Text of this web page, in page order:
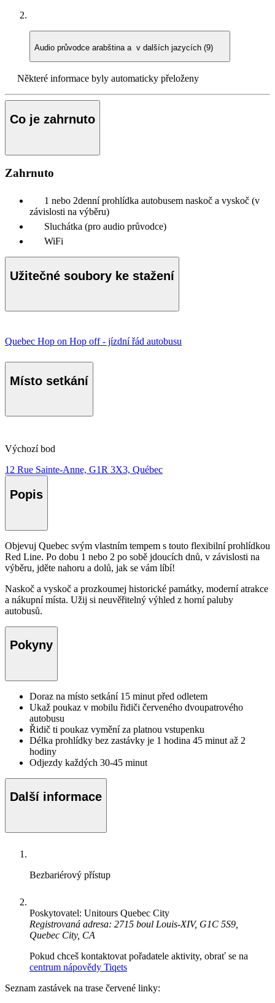
Audio průvodce arabština a v dalších jazycích (9)
Některé informace byly automaticky přeloženy
Co je zahrnuto
Zahrnuto
1 nebo 2denní prohlídka autobusem naskoč a vyskoč (v
závislosti na výběru)
Sluchátka (pro audio průvodce)
WiFi
Užitečné soubory ke stažení
Quebec Hop on Hop off - jízdní řád autobusu
Místo setkání
Výchozí bod
12 Rue Sainte-Anne, G1R 3X3, Québec
Popis
Objevuj Quebec svým vlastním tempem s touto flexibilní prohlídkou
Red Line. Po dobu 1 nebo 2 po sobě jdoucích dnů, v závislosti na
výběru, jděte nahoru a dolů, jak se vám líbí!
Naskoč a vyskoč a prozkoumej historické památky, moderní atrakce
a nákupní místa. Užij si neuvěřitelný výhled z horní paluby
autobusů.
Pokyny
Doraz na místo setkání 15 minut před odletem
Ukaž poukaz v mobilu řidiči červeného dvoupatrového
autobusu
Řidič ti poukaz vymění za platnou vstupenku
Délka prohlídky bez zastávky je 1 hodina 45 minut až 2
hodiny
Odjezdy každých 30-45 minut
Další informace
Bezbariérový přístup
Poskytovatel: Unitours Quebec City
Registrovaná adresa: 2715 boul Louis-XIV, G1C 5S9,
Quebec City, CA
Pokud chceš kontaktovat pořadatele aktivity, obrať se na
centrum nápovědy Tiqets
Seznam zastávek na trase červené linky: